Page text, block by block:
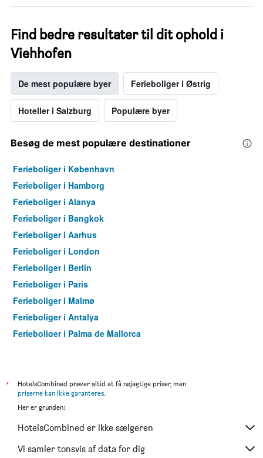
Find bedre resultater til dit ophold i
Viehhofen
De mest populære byer Ferieboliger i Østrig
Hoteller i Salzburg Populære byer
Besøg de mest populære destinationer
Ferieboliger i København
Ferieboliger i Hamborg
Ferieboliger i Alanya
Ferieboliger i Bangkok
Ferieboliger i Aarhus
Ferieboliger i London
Ferieboliger i Berlin
Ferieboliger i Paris
Ferieboliger i Malmø
Ferieboliger i Antalya
Ferieboliger i Palma de Mallorca
Ferieboliger i Dubai
Ferieboliger i Maspalomas
Ferieboliger i Patong
Ferieboliger i Rom
*
HotelsCombined prøver altid at få nøjagtige priser, men
priserne kan ikke garanteres.
Her er grunden:
HotelsCombined er ikke sælgeren
Vi samler tonsvis af data for dig